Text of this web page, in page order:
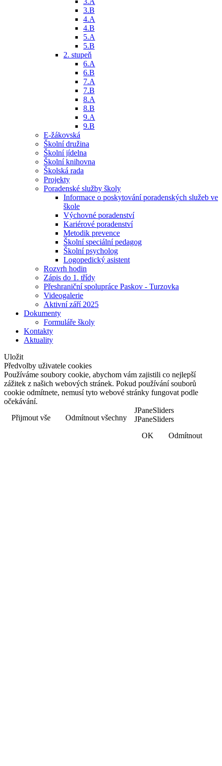
3.B
4.A
4.B
5.A
5.B
2. stupeň
6.A
6.B
7.A
7.B
8.A
8.B
9.A
9.B
E-žákovská
Školní družina
Školní jídelna
Školní knihovna
Školská rada
Projekty
Poradenské služby školy
Informace o poskytování poradenských služeb ve
škole
Výchovné poradenství
Kariérové poradenství
Metodik prevence
Školní speciální pedagog
Školní psycholog
Logopedický asistent
Rozvrh hodin
Zápis do 1. třídy
Přeshraniční spolupráce Paskov - Turzovka
Videogalerie
Aktivní září 2025
Dokumenty
Formuláře školy
Kontakty
Aktuality
Uložit
Předvolby uživatele cookies
Používáme soubory cookie, abychom vám zajistili co nejlepší
zážitek z našich webových stránek. Pokud používání souborů
cookie odmítnete, nemusí tyto webové stránky fungovat podle
očekávání.
Přijmout vše
Odmítnout všechny
JPaneSliders
JPaneSliders
OK
Odmítnout